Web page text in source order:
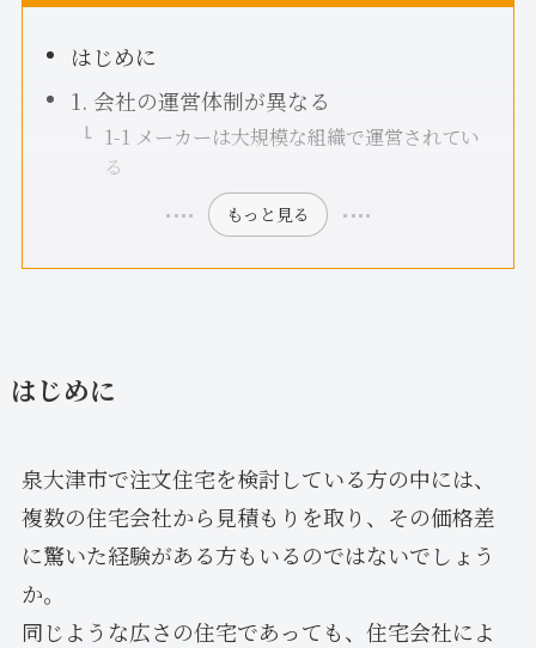
はじめに
1. 会社の運営体制が異なる
1-1 メーカーは大規模な組織で運営されてい
る
もっと見る
はじめに
泉大津市で注文住宅を検討している方の中には、
複数の住宅会社から見積もりを取り、その価格差
に驚いた経験がある方もいるのではないでしょう
か。
同じような広さの住宅であっても、住宅会社によ